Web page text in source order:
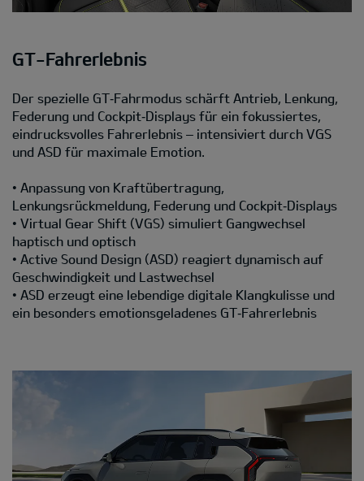
GT-Fahrerlebnis
Der spezielle GT‑Fahrmodus schärft Antrieb, Lenkung,
Federung und Cockpit‑Displays für ein fokussiertes,
eindrucksvolles Fahrerlebnis – intensiviert durch VGS
und ASD für maximale Emotion.
• Anpassung von Kraftübertragung,
Lenkungsrückmeldung, Federung und Cockpit‑Displays
• Virtual Gear Shift (VGS) simuliert Gangwechsel
haptisch und optisch
• Active Sound Design (ASD) reagiert dynamisch auf
Geschwindigkeit und Lastwechsel
• ASD erzeugt eine lebendige digitale Klangkulisse und
ein besonders emotionsgeladenes GT‑Fahrerlebnis